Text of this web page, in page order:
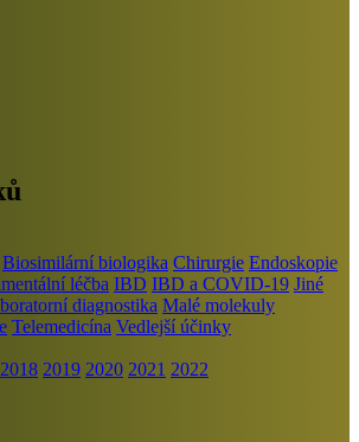
Biosimilární biologika Chirurgie Endoskopie
léčba IBD IBD a COVID-19 Jiné
diagnostika Malé molekuly
Telemedicína Vedlejší účinky
2018 2019 2020 2021 2022